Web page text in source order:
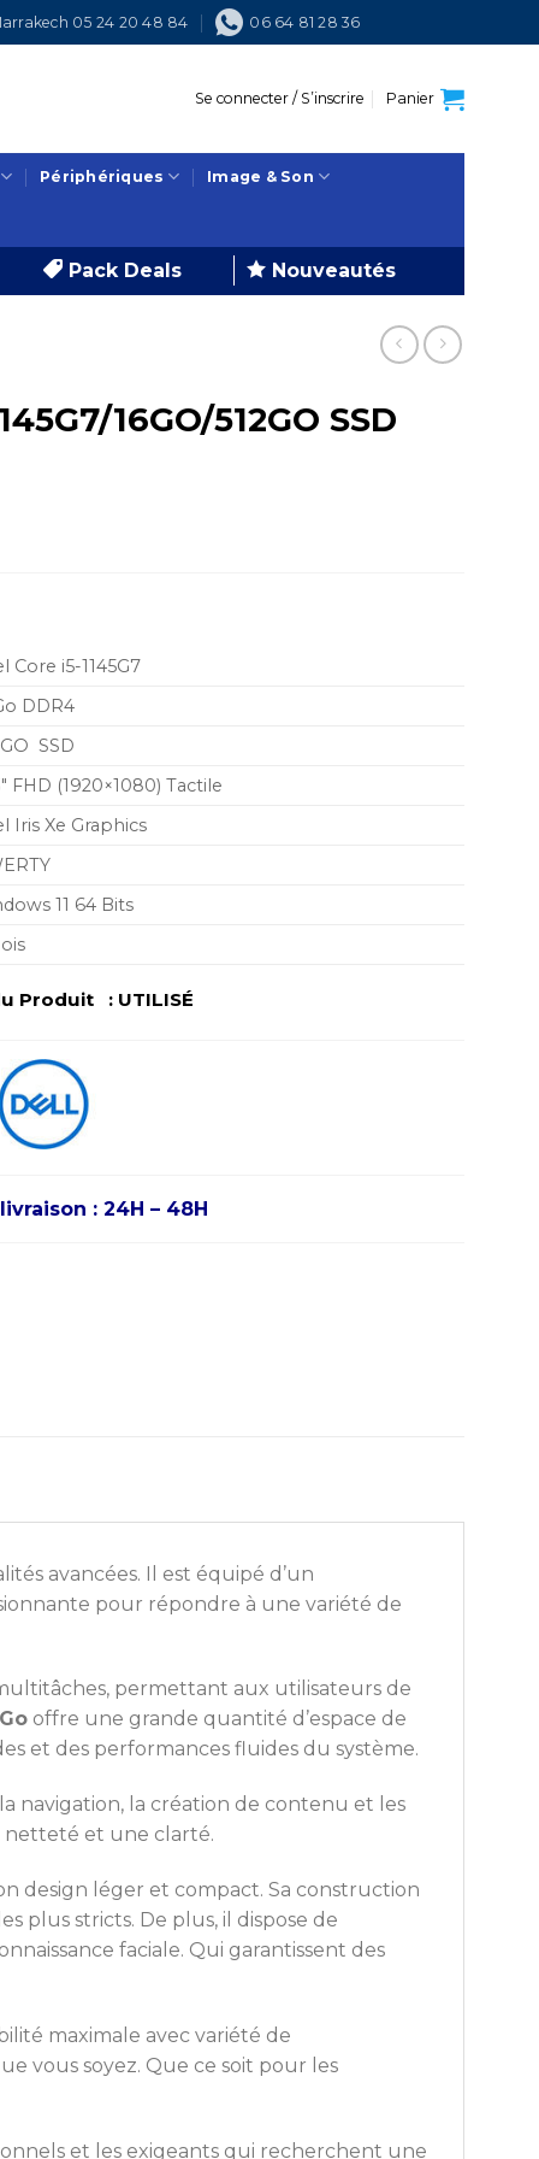
05 24 20 48 84 06 64 81 28 36
Se connecter / S’inscrire Panier
Périphériques Image & Son
Pack Deals Nouveautés
16GO/512GO SSD
Core i5-1145G7
DDR4
GO SSD
FHD (1920×1080) Tactile
Iris Xe Graphics
11 64 Bits
Produit : UTILISÉ
: 24H – 48H
avancées. Il est équipé d’un
pour répondre à une variété de
permettant aux utilisateurs de
offre une grande quantité d’espace de
et des performances fluides du système.
navigation, la création de contenu et les
netteté et une clarté.
design léger et compact. Sa construction
plus stricts. De plus, il dispose de
faciale. Qui garantissent des
maximale avec variété de
vous soyez. Que ce soit pour les
et les exigeants qui recherchent une